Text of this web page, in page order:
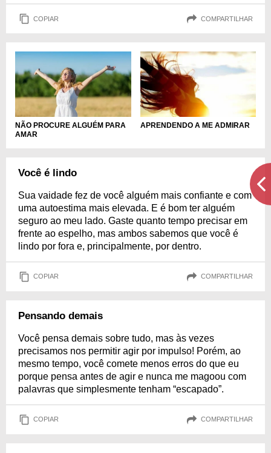
COPIAR COMPARTILHAR
NÃO PROCURE ALGUÉM PARA
AMAR
APRENDENDO A ME ADMIRAR
Você é lindo
Sua vaidade fez de você alguém mais confiante e com
uma autoestima mais elevada. E é bom ter alguém
seguro ao meu lado. Gaste quanto tempo precisar em
frente ao espelho, mas ambos sabemos que você é
lindo por fora e, principalmente, por dentro.
COPIAR COMPARTILHAR
Pensando demais
Você pensa demais sobre tudo, mas às vezes
precisamos nos permitir agir por impulso! Porém, ao
mesmo tempo, você comete menos erros do que eu
porque pensa antes de agir e nunca me magoou com
palavras que simplesmente tenham “escapado”.
COPIAR COMPARTILHAR